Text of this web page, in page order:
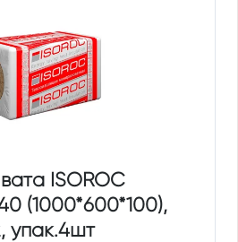
ISOROC
(1000*600*100),
упак.4шт